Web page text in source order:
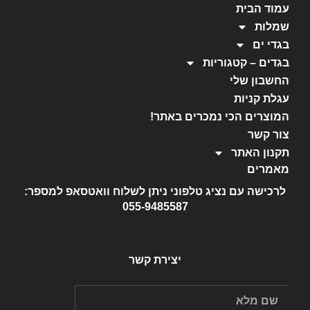
עמוד הבית
שמלות
בגדי ים
בגדים – קטגוריות
החשבון שלי
עגלת קניות
המוצרים הכי נמכרים באתר!
צור קשר
תקנון האתר
מאמרים
לרכישה עם נציג טלפוני ניתן לשלוח וואטסאפ למספר:
055-9485587
יצירת קשר